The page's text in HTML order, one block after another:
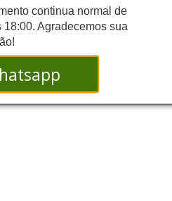
continua normal de
Agradecemos sua